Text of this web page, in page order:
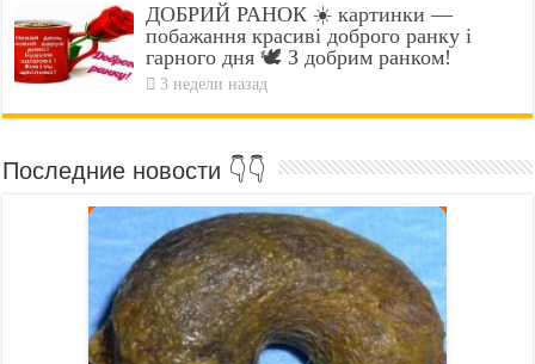
ДОБРИЙ РАНОК ☀️ картинки —
побажання красиві доброго ранку і
гарного дня 🕊️ З добрим ранком!
3 недели назад
Последние новости 👇👇